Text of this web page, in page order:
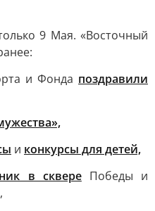
9 Мая. «Восточный
и Фонда поздравили
и конкурсы для детей,
в сквереПобеды и